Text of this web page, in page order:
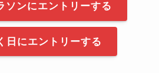
ソンにエントリーする
日にエントリーする